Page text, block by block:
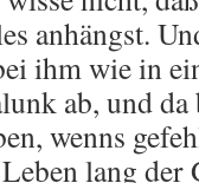
anhängst.
ihm wie in
ab, und
wenns
lang der